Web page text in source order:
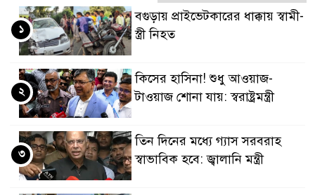
বগুড়ায় প্রাইভেটকারের ধাক্কায় স্বামী-
স্ত্রী নিহত
১
কিসের হাসিনা! শুধু আওয়াজ-
টাওয়াজ শোনা যায়: স্বরাষ্ট্রমন্ত্রী
২
তিন দিনের মধ্যে গ্যাস সরবরাহ
স্বাভাবিক হবে: জ্বালানি মন্ত্রী
৩